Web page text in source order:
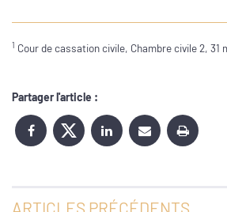
1 Cour de cassation civile, Chambre civile 2, 31
Partager l'article :
ARTICLES PRÉCÉDENTS